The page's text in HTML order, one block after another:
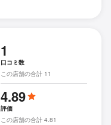
1
口コミ数
この店舗の合計 11
4.89
評価
この店舗の合計 4.81